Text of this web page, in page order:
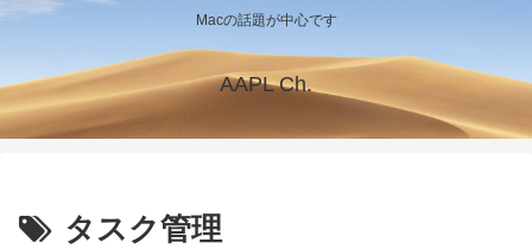
Macの話題が中心です
AAPL Ch.
タスク管理